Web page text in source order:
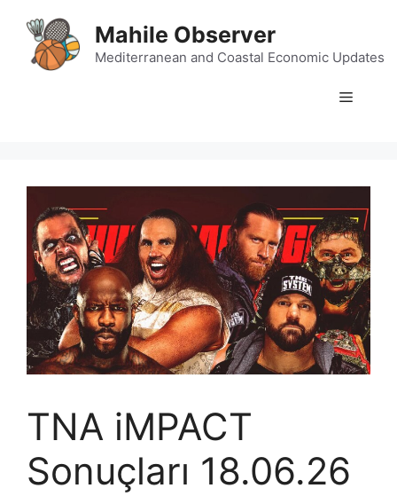
content
Mahile Observer
Mediterranean and Coastal Economic Updates
Menu
TNA iMPACT
Sonuçları 18.06.26